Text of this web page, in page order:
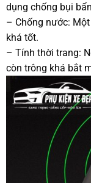
dụng chống bụi
– Chống nước:
khá tốt.
– Tính thời trang:
còn trông khá bắt